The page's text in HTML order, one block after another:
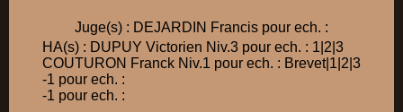
Juge(s) : DEJARDIN Francis pour ech. :
HA(s) : DUPUY Victorien Niv.3 pour ech. : 1|2|3
COUTURON Franck Niv.1 pour ech. : Brevet|1|2|3
-1 pour ech. :
-1 pour ech. :